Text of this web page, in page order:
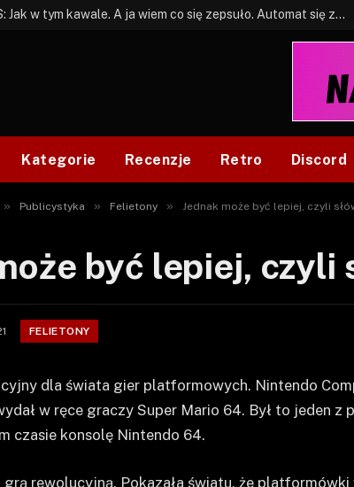
BONUS: Jak w tym kawale. A ja wiem co się zepsuło. Automat się zepsuł.
Kategorie Recenzje Retro Discord
» Publicystyka » Felietony » Jednak może być lepiej, czyli
być lepiej, czyli
FELIETONY
dla świata gier platformowych. Nintendo
w ręce graczy Super Mario 64. Był to jeden z
czasie konsolę Nintendo 64.
grą rewolucyjną. Pokazała światu, że